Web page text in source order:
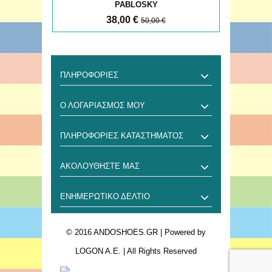
PABLOSKY
38,00 € 50,00 €
ΠΛΗΡΟΦΟΡΊΕΣ
Ο ΛΟΓΑΡΙΑΣΜΌΣ ΜΟΥ
ΠΛΗΡΟΦΟΡΊΕΣ ΚΑΤΑΣΤΉΜΑΤΟΣ
ΑΚΟΛΟΥΘΉΣΤΕ ΜΑΣ
ΕΝΗΜΕΡΩΤΙΚΌ ΔΕΛΤΊΟ
© 2016 ANDOSHOES.GR | Powered by
LOGON A.E. | All Rights Reserved